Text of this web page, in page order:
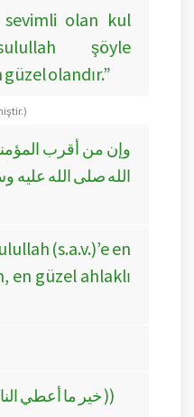
sevimli olan kul
şöyle
olandır.”
الله صلى الله عليه
(s.a.v.)’e en
en güzel ahlaklı
(( خير ما أعطي الناس قال خلق حسن ))